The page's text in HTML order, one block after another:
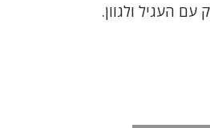
העגיל ולגוון.